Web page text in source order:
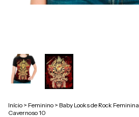
Início > Feminino > Baby Looks de Rock Feminina
Cavernoso 10